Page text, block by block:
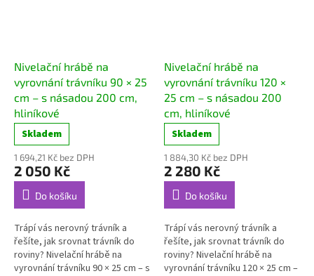
Nivelační hrábě na
vyrovnání trávníku 90 × 25
cm – s násadou 200 cm,
hliníkové
Skladem
1 694,21 Kč bez DPH
2 050 Kč
Do košíku
Trápí vás nerovný trávník a
řešíte, jak srovnat trávník do
roviny? Nivelační hrábě na
vyrovnání trávníku 90 × 25 cm – s
Nivelační hrábě na
vyrovnání trávníku 120 ×
25 cm – s násadou 200
cm, hliníkové
Skladem
1 884,30 Kč bez DPH
2 280 Kč
Do košíku
Trápí vás nerovný trávník a
řešíte, jak srovnat trávník do
roviny? Nivelační hrábě na
vyrovnání trávníku 120 × 25 cm –